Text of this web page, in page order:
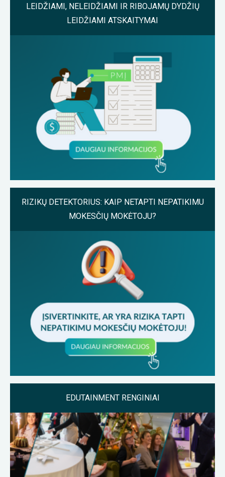
LEIDŽIAMI, NELEIDŽIAMI IR RIBOJAMŲ DYDŽIŲ
LEIDŽIAMI ATSKAITYMAI
RIZIKŲ DETEKTORIUS: KAIP NETAPTI NEPATIKIMU
MOKESČIŲ MOKĖTOJU?
EDUTAINMENT RENGINIAI